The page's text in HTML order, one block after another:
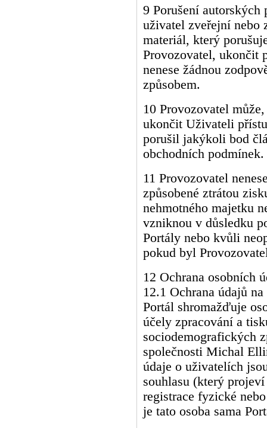
9 Porušení
uživatel zveřejní nebo
materiál, který
Provozovatel, ukončit
nenese žádnou
způsobem.
10 Provozovatel
ukončit Uživateli
porušil jakýkoli bod
obchodních podmínek.
11 Provozovatel
způsobené ztrátou
nehmotného majetku
vzniknou v důsledku
Portály nebo kvůli
pokud byl
12 Ochrana osobních
12.1 Ochrana údajů
Portál shromažďuje
účely zpracování a
sociodemografických
společnosti Michal
údaje o uživatelích
souhlasu (který
registrace fyzické
je tato osoba sama